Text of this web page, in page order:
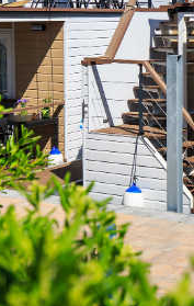
in edina bivalna
Jadranu;
v zelo veliki meri
Jadranu, ki se že